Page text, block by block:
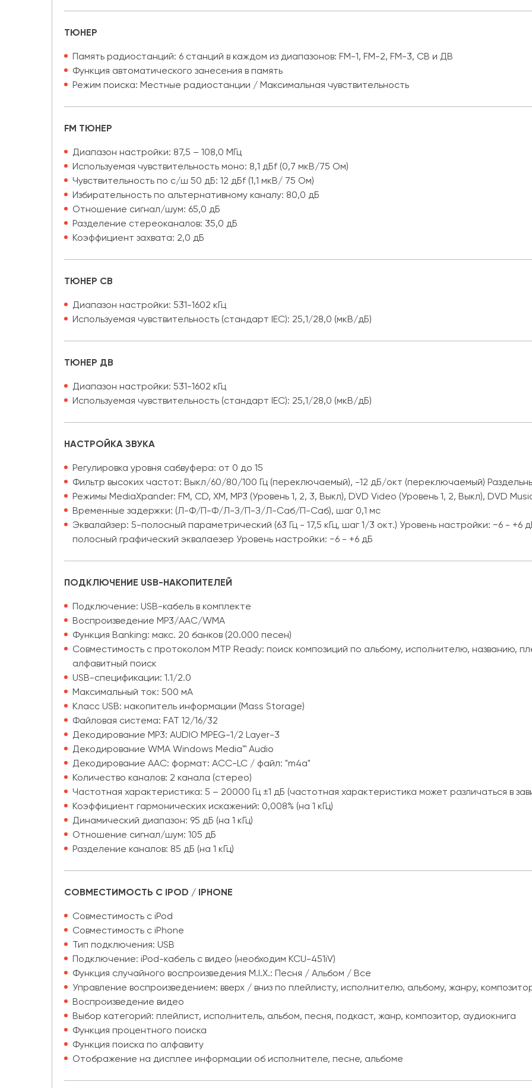
ТЮНЕР
Память радиостанций: 6 станций в каждом из диапазонов: FM-1, FM-2, FM-3, СВ и ДВ
Функция автоматического занесения в память
Режим поиска: Местные радиостанции / Максимальная чувствительность
FM ТЮНЕР
Диапазон настройки: 87,5 – 108,0 МГц
Используемая чувствительность моно: 8,1 дБf (0,7 мкВ/75 Ом)
Чувствительность по с/ш 50 дБ: 12 дБf (1,1 мкВ/ 75 Ом)
Избирательность по альтернативному каналу: 80,0 дБ
Отношение сигнал/шум: 65,0 дБ
Разделение стереоканалов: 35,0 дБ
Коэффициент захвата: 2,0 дБ
ТЮНЕР СВ
Диапазон настройки: 531-1602 кГц
Используемая чувствительность (стандарт IEC): 25,1/28,0 (мкВ/дБ)
ТЮНЕР ДВ
Диапазон настройки: 531-1602 кГц
Используемая чувствительность (стандарт IEC): 25,1/28,0 (мкВ/дБ)
НАСТРОЙКА ЗВУКА
Регулировка уровня сабвуфера: от 0 до 15
Фильтр высоких частот: Выкл/60/80/100 Гц (переключаемый), -12 дБ/окт (переключаемый)
Режимы MediaXpander: FM, CD, XM, MP3 (Уровень 1, 2, 3, Выкл), DVD Video (Уровень 1, 2, Выкл), DVD
Временные задержки: (Л-Ф/П-Ф/Л-З/П-З/Л-Саб/П-Саб), шаг 0,1 мс
Эквалайзер: 5-полосный параметрический (63 Гц - 17,5 кГц, шаг 1/3 окт.) Уровень настройки: −6 -
полосный графический эквалаезер Уровень настройки: −6 - +6 дБ
ПОДКЛЮЧЕНИЕ USB-НАКОПИТЕЛЕЙ
Подключение: USB-кабель в комплекте
Воспроизведение MP3/AAC/WMA
Функция Banking: макс. 20 банков (20.000 песен)
Совместимость с протоколом MTP Ready: поиск композиций по альбому, исполнителю, названию,
алфавитный поиск
USB-спецификации: 1.1/2.0
Максимальный ток: 500 мА
Класс USB: накопитель информации (Mass Storage)
Файловая система: FAT 12/16/32
Декодирование MP3: AUDIO MPEG-1/2 Layer-3
Декодирование WMA Windows Media™ Audio
Декодирование AAC: формат: ACC-LC / файл: "m4a"
Количество каналов: 2 канала (стерео)
Частотная характеристика: 5 – 20000 Гц ±1 дБ (частотная характеристика может различаться в
Коэффициент гармонических искажений: 0,008% (на 1 кГц)
Динамический диапазон: 95 дБ (на 1 кГц)
Отношение сигнал/шум: 105 дБ
Разделение каналов: 85 дБ (на 1 кГц)
СОВМЕСТИМОСТЬ С IPOD / IPHONE
Совместимость с iPod
Совместимость с iPhone
Тип подключения: USB
Подключение: iPod-кабель с видео (необходим KCU-451iV)
Функция случайного воспроизведения M.I.X.: Песня / Альбом / Все
Управление воспроизведением: вверх / вниз по плейлисту, исполнителю, альбому, жанру,
Воспроизведение видео
Выбор категорий: плейлист, исполнитель, альбом, песня, подкаст, жанр, композитор, аудиокнига
Функция процентного поиска
Функция поиска по алфавиту
Отображение на дисплее информации об исполнителе, песне, альбоме